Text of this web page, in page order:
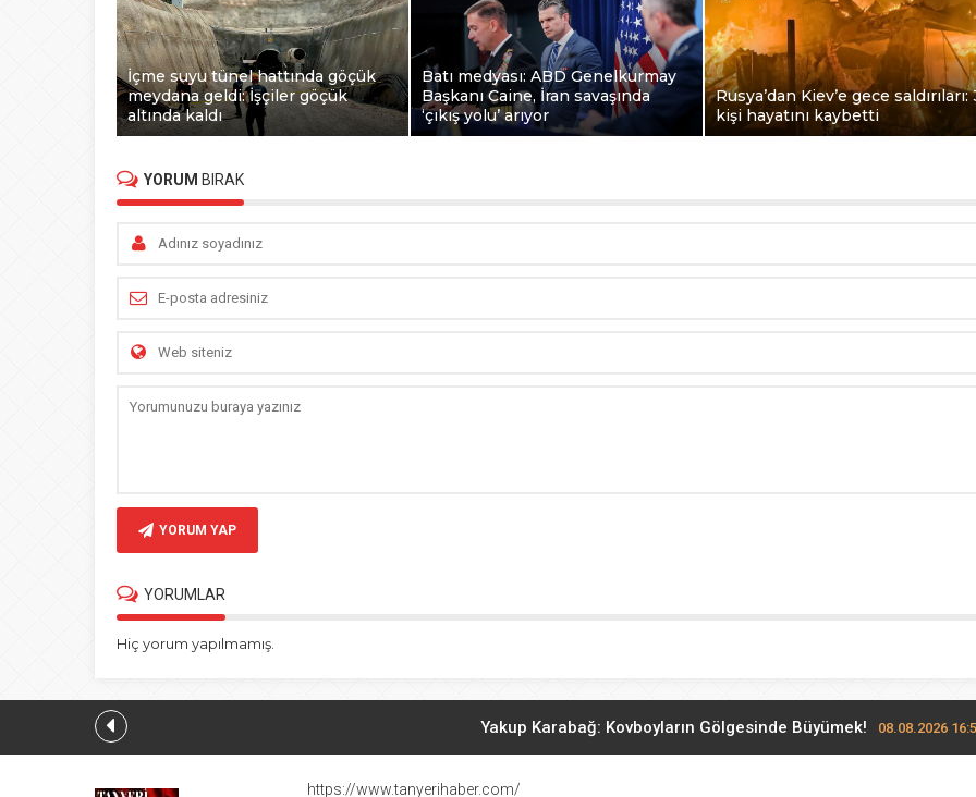
İçme suyu tünel hattında göçük
meydana geldi: İşçiler göçük
altında kaldı
Batı medyası: ABD Genelkurmay
Başkanı Caine, İran savaşında
‘çıkış yolu’ arıyor
Rusya’dan Kiev’e gece saldırıları:
kişi hayatını kaybetti
YORUM BIRAK
YORUM YAP
YORUMLAR
Hiç yorum yapılmamış.
Yakup Karabağ: Kovboyların Gölgesinde Büyümek! 08.08.2026
Hürmüz Boğazı’nda mahsur kalan gemiler ‘biyolojik istilaya yol açabilir’
https://www.tanyerihaber.com/